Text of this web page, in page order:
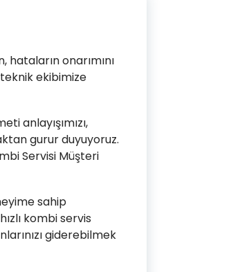
onarımını
teknik ekibimize
anlayışımızı,
gurur duyuyoruz.
Servisi Müşteri
sahip
kombi servis
giderebilmek